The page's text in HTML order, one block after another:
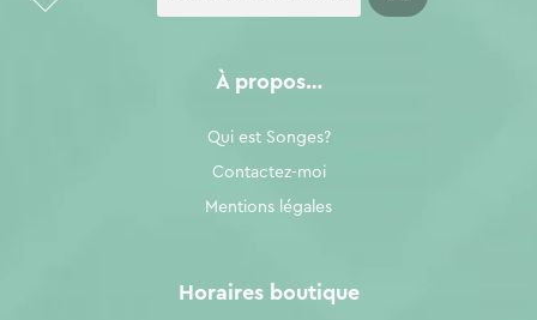
À propos…
Qui est Songes?
Contactez-moi
Mentions légales
Horaires boutique